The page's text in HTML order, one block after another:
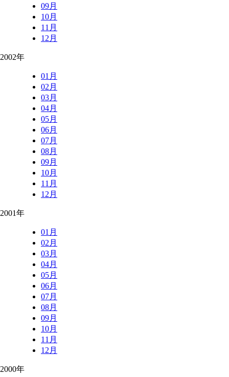
09月
10月
11月
12月
2002年
01月
02月
03月
04月
05月
06月
07月
08月
09月
10月
11月
12月
2001年
01月
02月
03月
04月
05月
06月
07月
08月
09月
10月
11月
12月
2000年